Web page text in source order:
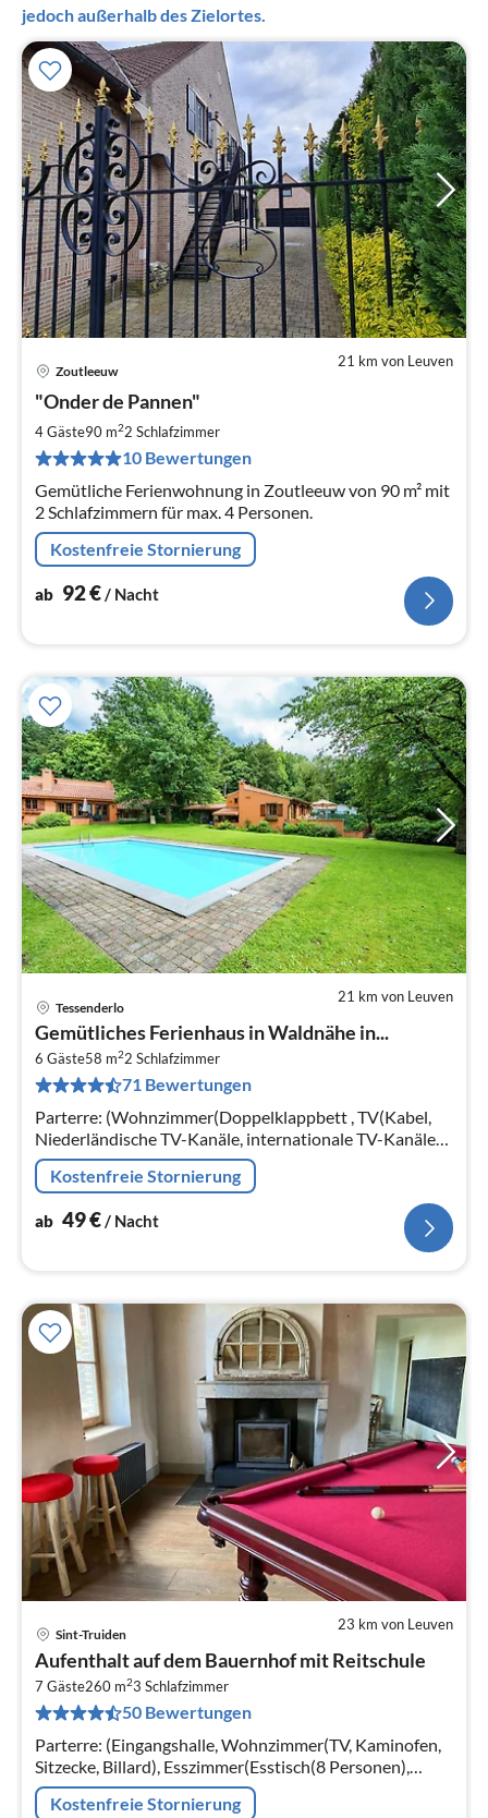
jedoch außerhalb des Zielortes.
21 km von Leuven
Zoutleeuw
"Onder de Pannen"
4 Gäste90 m22 Schlafzimmer
10 Bewertungen
Gemütliche Ferienwohnung in Zoutleeuw von 90 m² mit
2 Schlafzimmern für max. 4 Personen.
Kostenfreie Stornierung
ab 92€/ Nacht
21 km von Leuven
Tessenderlo
Gemütliches Ferienhaus in Waldnähe in...
6 Gäste58 m22 Schlafzimmer
71 Bewertungen
Parterre: (Wohnzimmer(Doppelklappbett , TV(Kabel,
Niederländische TV-Kanäle, internationale TV-Kanäle),
Esstisch, Herd(Holz), Sitzecke),
Küche(Kochherd(Induktion)
Kostenfreie Stornierung
ab 49€/ Nacht
23 km von Leuven
Sint-Truiden
Aufenthalt auf dem Bauernhof mit Reitschule
7 Gäste260 m23 Schlafzimmer
50 Bewertungen
Parterre: (Eingangshalle, Wohnzimmer(TV, Kaminofen,
Sitzecke, Billard), Esszimmer(Esstisch(8 Personen),
Hochstuhl)
Kostenfreie Stornierung